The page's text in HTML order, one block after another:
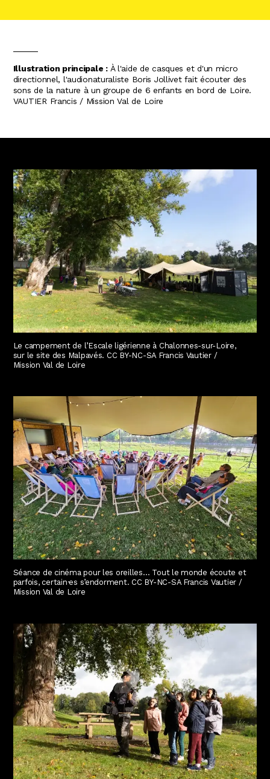
Illustration principale : À l'aide de casques et d'un micro
directionnel, l'audionaturaliste Boris Jollivet fait écouter des
sons de la nature à un groupe de 6 enfants en bord de Loire.
VAUTIER Francis / Mission Val de Loire
Le campement de l’Escale ligérienne à Chalonnes-sur-Loire,
sur le site des Malpavés. CC BY-NC-SA Francis Vautier /
Mission Val de Loire
Séance de cinéma pour les oreilles… Tout le monde écoute et
parfois, certain·es s’endorment. CC BY-NC-SA Francis Vautier /
Mission Val de Loire